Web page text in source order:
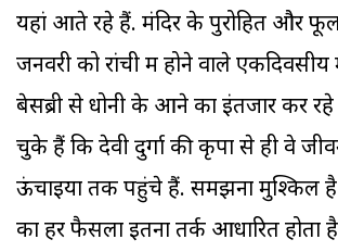
यहां आते रहे हैं. मंदिर के पुरोहित और
जनवरी को रांची में होने वाले
बेसब्री से धोनी के आने का इंतजार कर रहे
चुके हैं कि देवी दुर्गा की कृपा से ही वे
ऊंचाइयों तक पहुंचे हैं. समझना मुश्किल
का हर फैसला इतना तर्क आधारित होता